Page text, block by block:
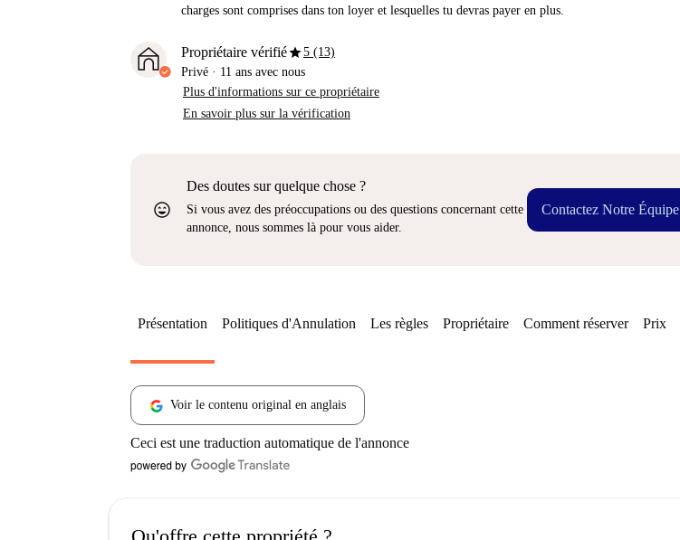
charges sont comprises dans ton loyer et lesquelles tu devras payer en plus.
Propriétaire vérifiéstar5 (13)
Privé · 11 ans avec nous
Plus d'informations sur ce propriétaire
En savoir plus sur la vérification
sentiment_very_satisfied
Des doutes sur quelque chose ?
Si vous avez des préoccupations ou des questions concernant cette
annonce, nous sommes là pour vous aider.
Contactez Notre Équipe
Présentation Politiques d'Annulation Les règles Propriétaire Comment réserver Prix
Voir le contenu original en anglais
Ceci est une traduction automatique de l'annonce